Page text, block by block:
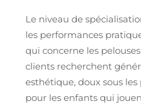
Le niveau de
les performances
qui concerne les
clients recherchent
esthétique, doux sous
pour les enfants qui